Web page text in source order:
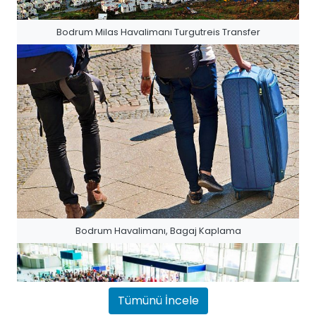
Bodrum Milas Havalimanı Turgutreis Transfer
Bodrum Havalimanı, Bagaj Kaplama
Tümünü İncele